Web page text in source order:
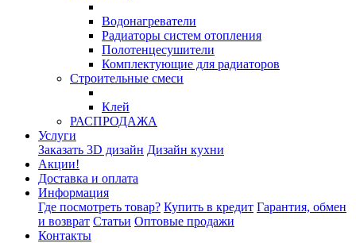
Водонагреватели
Радиаторы систем отопления
Полотенцесушители
Комплектующие для радиаторов
Строительные смеси
Клей
РАСПРОДАЖА
Услуги
Заказать 3D дизайн Дизайн кухни
Акции!
Доставка и оплата
Информация
Где посмотреть товар? Купить в кредит Гарантия, обмен
и возврат Статьи Оптовые продажи
Контакты